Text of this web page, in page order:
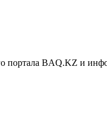
портала BAQ.KZ и